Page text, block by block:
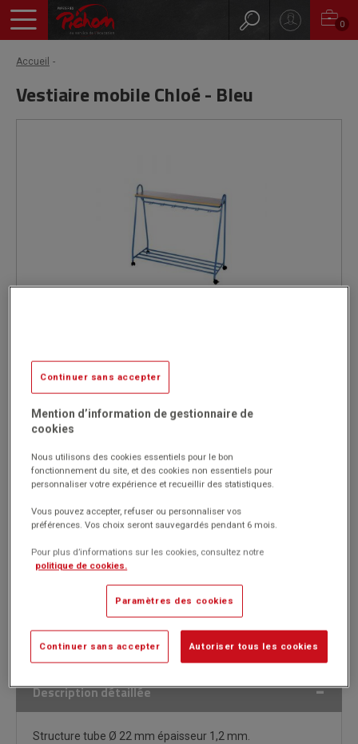
0
Accueil
Vestiaire mobile Chloé - Bleu
Réf. 1014171-04
(Produit ni repris, ni échangé)
4 roulettes pivotantes dont 2 avec frein.
1 reposechaussures.
Marque : Mobidecor
355.00€
TTC) Passer commande
Description détaillée
Structure tube Ø 22 mm épaisseur 1,2 mm.
Continuer sans accepter
Mention d’information de gestionnaire de
cookies
Nous utilisons des cookies essentiels pour le bon
fonctionnement du site, et des cookies non essentiels pour
personnaliser votre expérience et recueillir des statistiques.
Vous pouvez accepter, refuser ou personnaliser vos
préférences. Vos choix seront sauvegardés pendant 6 mois.
Pour plus d’informations sur les cookies, consultez notre
politique de cookies.
Paramètres des cookies
Continuer sans accepter Autoriser tous les cookies